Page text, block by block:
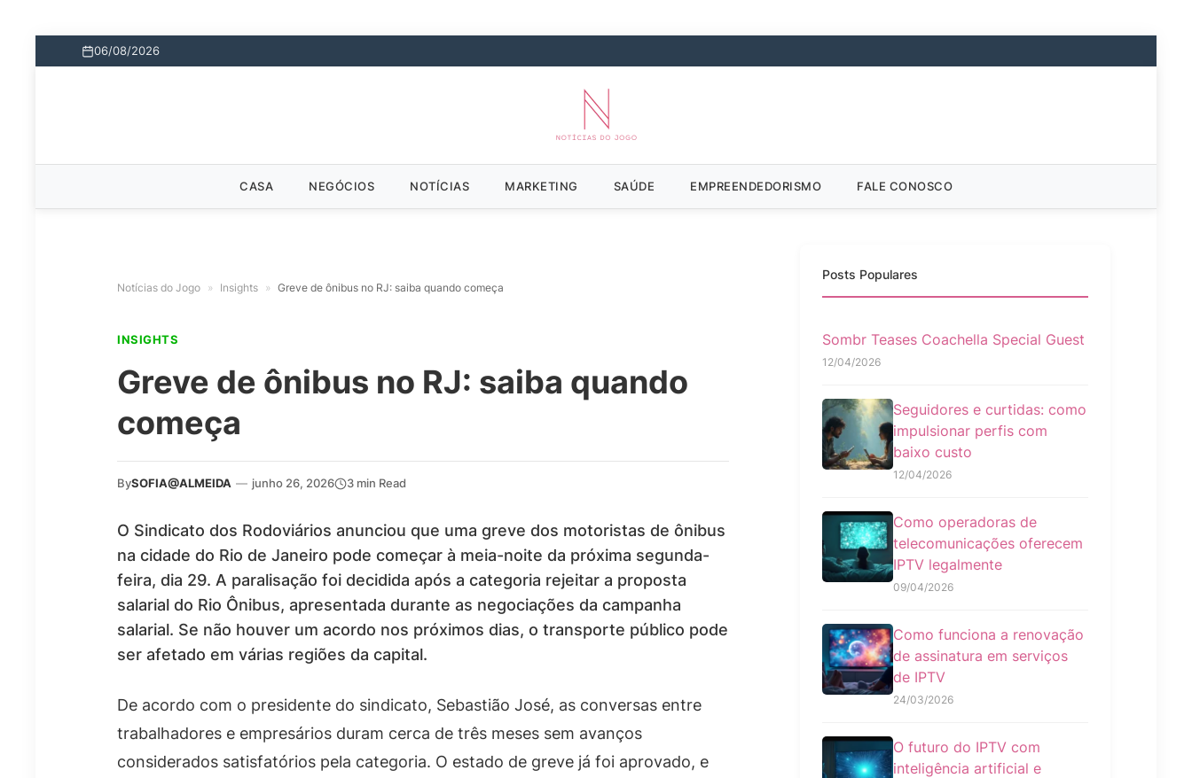
06/08/2026
CASA NEGÓCIOS NOTÍCIAS MARKETING SAÚDE EMPREENDEDORISMO FALE CONOSCO
Notícias do Jogo » Insights » Greve de ônibus no RJ: saiba quando começa
INSIGHTS
Greve de ônibus no RJ: saiba quando
começa
BySOFIA@ALMEIDA — junho 26, 2026 3 min Read
O Sindicato dos Rodoviários anunciou que uma greve dos motoristas de ônibus
na cidade do Rio de Janeiro pode começar à meia-noite da próxima segunda-
feira, dia 29. A paralisação foi decidida após a categoria rejeitar a proposta
salarial do Rio Ônibus, apresentada durante as negociações da campanha
salarial. Se não houver um acordo nos próximos dias, o transporte público pode
ser afetado em várias regiões da capital.
De acordo com o presidente do sindicato, Sebastião José, as conversas entre
trabalhadores e empresários duram cerca de três meses sem avanços
considerados satisfatórios pela categoria. O estado de greve já foi aprovado, e
Posts Populares
Sombr Teases Coachella Special Guest
12/04/2026
Seguidores e curtidas: como
impulsionar perfis com
baixo custo
12/04/2026
Como operadoras de
telecomunicações oferecem
IPTV legalmente
09/04/2026
Como funciona a renovação
de assinatura em serviços
de IPTV
24/03/2026
O futuro do IPTV com
inteligência artificial e